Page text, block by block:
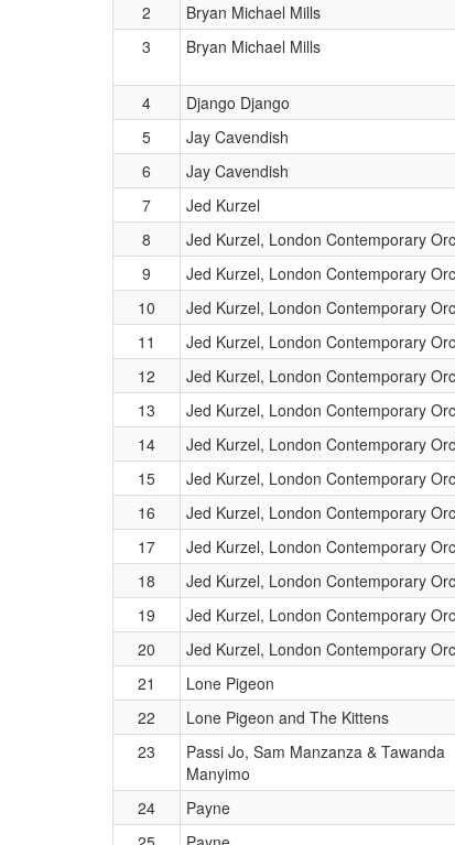
2
Bryan Michael Mills
3
Bryan Michael Mills
4 Django Django
5
Jay Cavendish
6
Jay Cavendish
7
Jed Kurzel
8
Jed Kurzel, London Contemporary
9
Jed Kurzel, London Contemporary
10
Jed Kurzel, London Contemporary
11
Jed Kurzel, London Contemporary
12
Jed Kurzel, London Contemporary
13
Jed Kurzel, London Contemporary
14
Jed Kurzel, London Contemporary
15
Jed Kurzel, London Contemporary
16
Jed Kurzel, London Contemporary
17
Jed Kurzel, London Contemporary
18
Jed Kurzel, London Contemporary
19
Jed Kurzel, London Contemporary
20
Jed Kurzel, London Contemporary
21
Lone Pigeon
22
Lone Pigeon and The Kittens
23
Passi Jo, Sam Manzanza & Tawanda
Manyimo
24 Payne